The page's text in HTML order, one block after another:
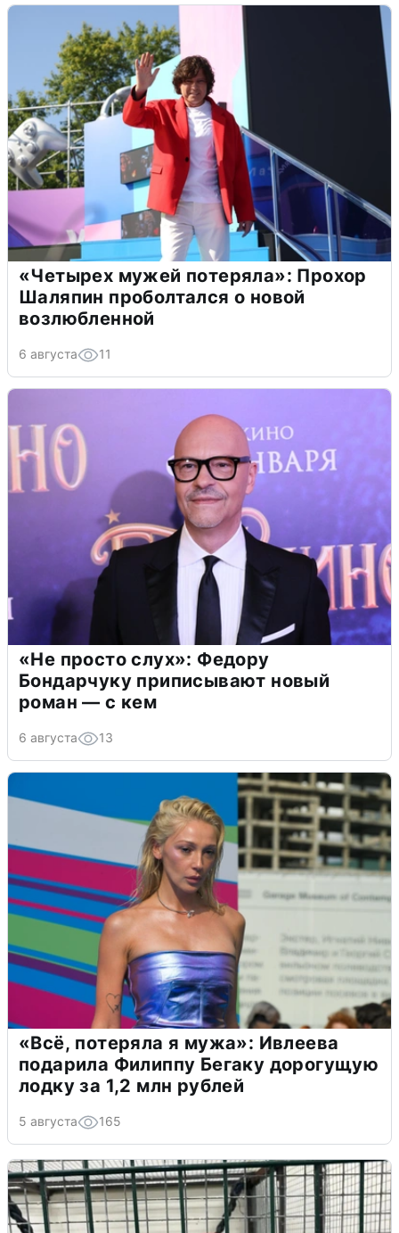
«Четырех мужей потеряла»: Прохор
Шаляпин проболтался о новой
возлюбленной
6 августа 11
«Не просто слух»: Федору
Бондарчуку приписывают новый
роман — с кем
6 августа 13
«Всё, потеряла я мужа»: Ивлеева
подарила Филиппу Бегаку дорогущую
лодку за 1,2 млн рублей
5 августа 165